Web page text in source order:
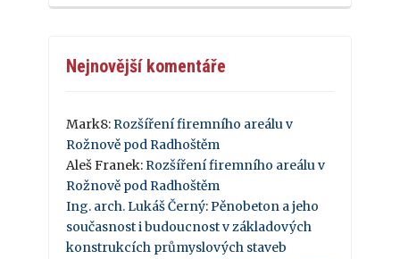
Nejnovější komentáře
Mark8: Rozšíření firemního areálu v
Rožnově pod Radhoštěm
Aleš Franek: Rozšíření firemního areálu v
Rožnově pod Radhoštěm
Ing. arch. Lukáš Černý: Pěnobeton a jeho
současnost i budoucnost v základových
konstrukcích průmyslových staveb